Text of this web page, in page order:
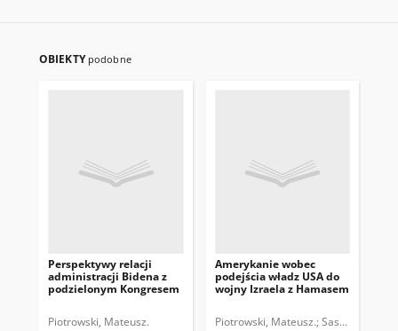
OBIEKTY podobne
Perspektywy relacji
administracji Bidena z
podzielonym Kongresem
Piotrowski, Mateusz.
Amerykanie wobec
podejścia władz USA do
wojny Izraela z Hamasem
Piotrowski, Mateusz. Sasnal,